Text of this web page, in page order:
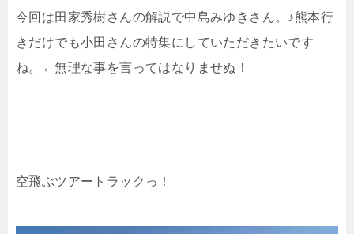
今回は田家秀樹さんの解説で中島みゆきさん。 ♪熊本行
きだけでも小田さんの特集にしていただきたいです
ね。←無理な事を言ってはなりませぬ！
空飛ぶツアートラックっ！